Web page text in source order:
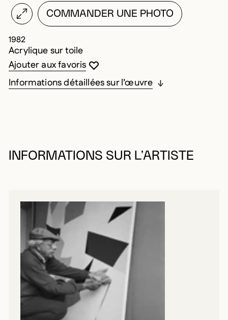
COMMANDER UNE PHOTO
1982
Acrylique sur toile
Vous devez être connecté pour ajouter
Fermer la modale
Ouvrir la modale
Ajouter aux favoris
Informations détaillées sur l’œuvre
INFORMATIONS SUR L’ARTISTE